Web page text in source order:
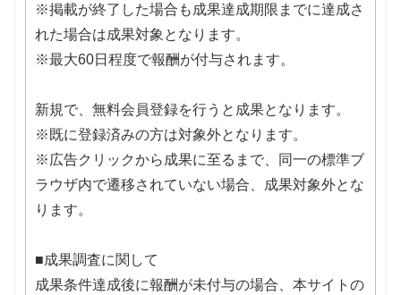
※掲載が終了した場合も成果達成期限までに達成さ
れた場合は成果対象となります。
※最大60日程度で報酬が付与されます。
新規で、無料会員登録を行うと成果となります。
※既に登録済みの方は対象外となります。
※広告クリックから成果に至るまで、同一の標準ブ
ラウザ内で遷移されていない場合、成果対象外とな
ります。
■成果調査に関して
成果条件達成後に報酬が未付与の場合、本サイトの